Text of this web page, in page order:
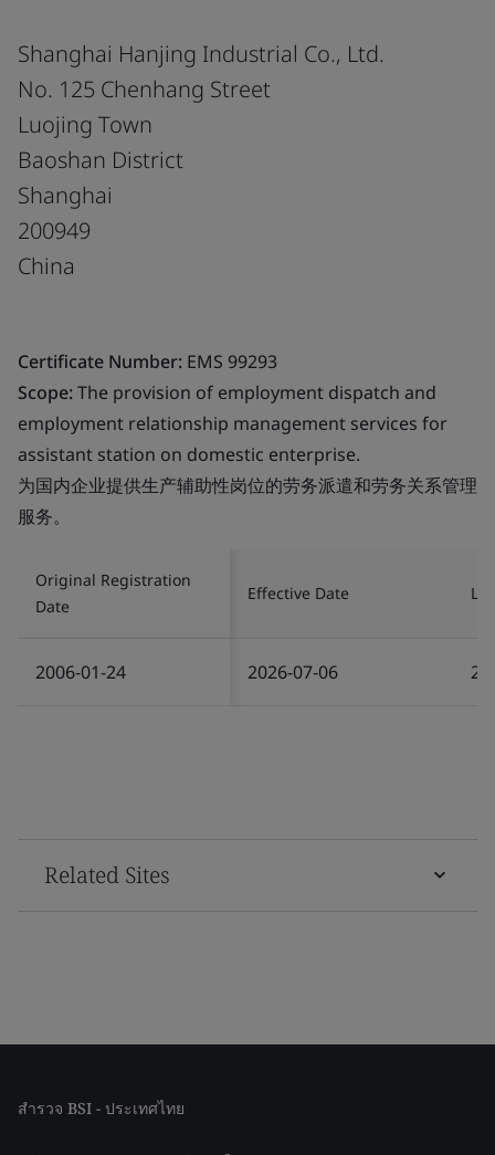
Shanghai Hanjing Industrial Co., Ltd.
No. 125 Chenhang Street
Luojing Town
Baoshan District
Shanghai
200949
China
Certificate Number: EMS 99293
Scope:The provision of employment dispatch and
employment relationship management services for
assistant station on domestic enterprise.
为国内企业提供生产辅助性岗位的劳务派遣和劳务关系管理
服务。
Original Registration
Date
Effective Date
2006-01-24 2026-07-06
Related Sites
สำรวจ BSI - ประเทศไทย